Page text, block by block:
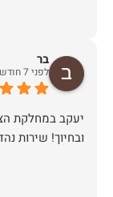
בר
לפני 7 חודשים
יעקב במחלקת
ובחיוך! שירות